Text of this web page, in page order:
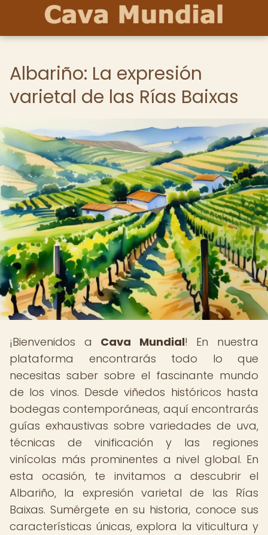
Albariño: La expresión
varietal de las Rías Baixas
¡Bienvenidos a Cava Mundial! En nuestra
plataforma encontrarás todo lo que
necesitas saber sobre el fascinante mundo
de los vinos. Desde viñedos históricos hasta
bodegas contemporáneas, aquí encontrarás
guías exhaustivas sobre variedades de uva,
técnicas de vinificación y las regiones
vinícolas más prominentes a nivel global. En
esta ocasión, te invitamos a descubrir el
Albariño, la expresión varietal de las Rías
Baixas. Sumérgete en su historia, conoce sus
características únicas, explora la viticultura y